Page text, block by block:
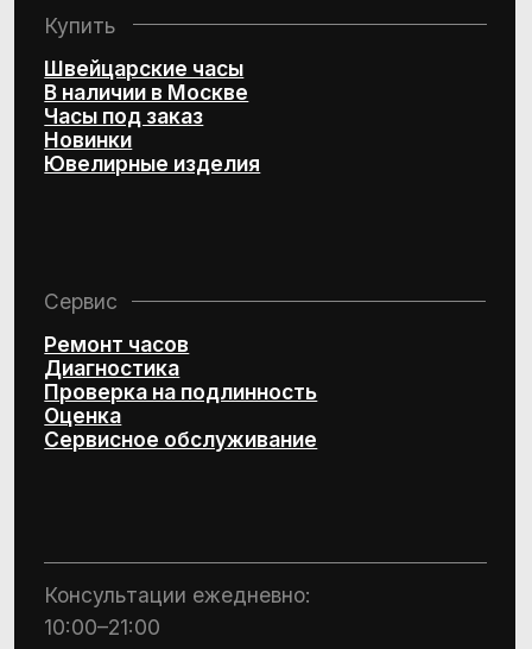
Согласие на обработку
персональных данных
Политика конфиденциальности
Design by Kchtv
ювелирных изделий